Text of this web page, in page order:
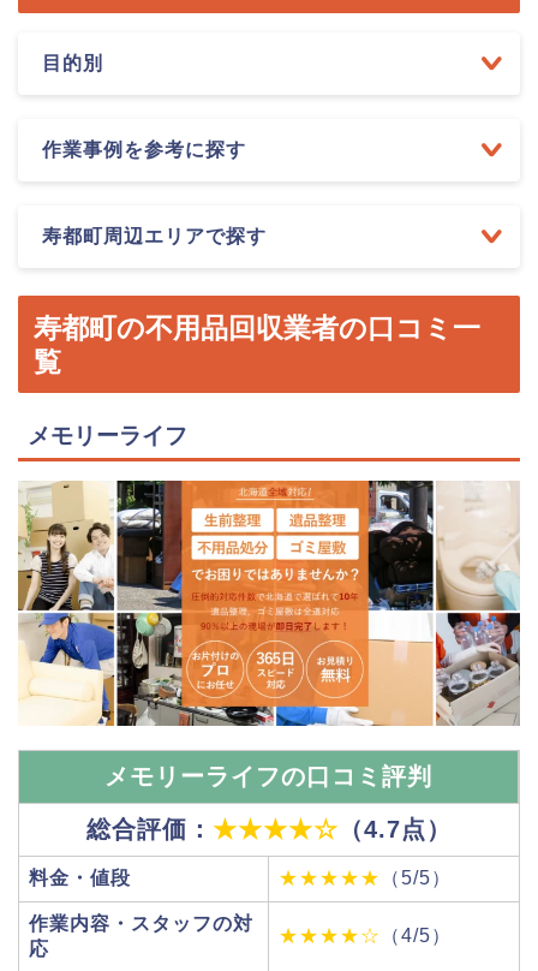
目的別
作業事例を参考に探す
寿都町周辺エリアで探す
寿都町の不用品回収業者の口コミ一
覧
メモリーライフ
メモリーライフの口コミ評判
総合評価： ★★★★☆ （4.7点）
料金・値段 ★★★★★ （5/5）
作業内容・スタッフの対
応
★★★★☆ （4/5）